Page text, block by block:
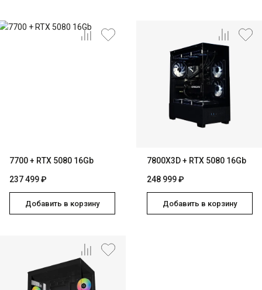
7700 + RTX 5080 16Gb
237 499 ₽
Добавить в корзину
7800X3D + RTX 5080 16Gb
248 999 ₽
Добавить в корзину